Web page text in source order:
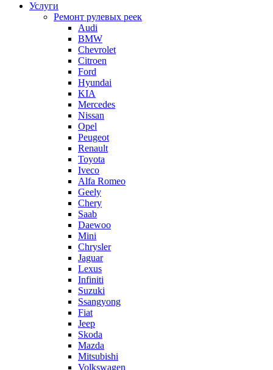
Услуги
Ремонт рулевых реек
Audi
BMW
Chevrolet
Citroen
Ford
Hyundai
KIA
Mercedes
Nissan
Opel
Peugeot
Renault
Toyota
Iveco
Alfa Romeo
Geely
Chery
Saab
Daewoo
Mini
Chrysler
Jaguar
Lexus
Infiniti
Suzuki
Ssangyong
Fiat
Jeep
Skoda
Mazda
Mitsubishi
Volkswagen